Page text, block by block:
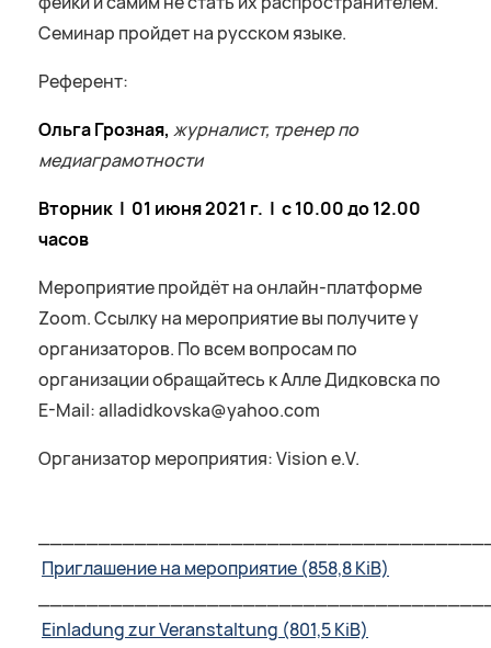
Семинар пройдет на русском языке.
Референт:
Ольга Грозная, журналист, тренер по
медиаграмотности
Вторник | 01 июня 2021 г. | с 10.00 до 12.00
часов
Мероприятие пройдёт на онлайн-платформе
Zoom. Ссылку на мероприятие вы получите у
организаторов. По всем вопросам по
организации обращайтесь к Алле Дидковска по
E-Mail: alladidkovska@yahoo.com
Организатор мероприятия: Vision e.V.
Приглашение на мероприятие (858,8 KiB)
Einladung zur Veranstaltung (801,5 KiB)